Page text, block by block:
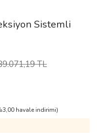
Sistemli
TL
havale indirimi)